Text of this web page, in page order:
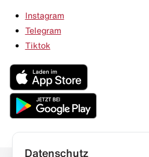
Instagram
Telegram
Tiktok
Datenschutz